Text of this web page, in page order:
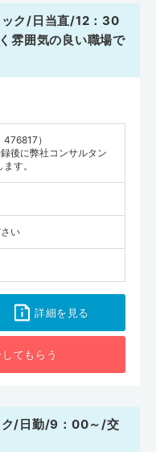
ク/日当直/12：30
雰囲気の良い職場で
）
後に弊社コンサルタン
す。
い
詳細を見る
てもらう
ク/日勤/9：00～/交